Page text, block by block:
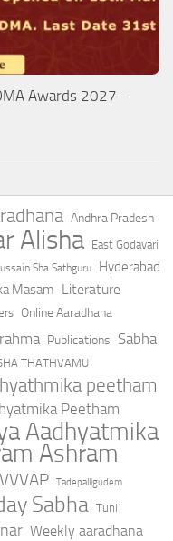
Awards 2027 –
Andhra Pradesh
Alisha East Godavari
Sha Sathguru Hyderabad
Masam Literature
Online Aaradhana
Publications Sabha
THATHVAMU
peetham
Peetham
Aadhyatmika
Ashram
Tadepalligudem
Sabha Tuni
Weekly aaradhana